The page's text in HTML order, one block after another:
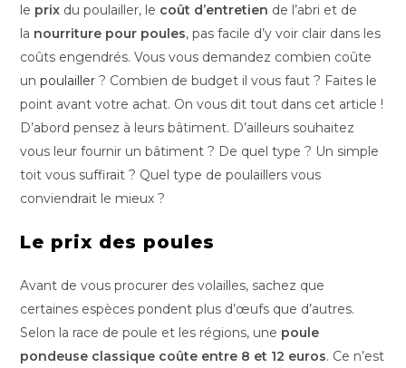
le prix du poulailler, le coût d’entretien de l’abri et de
la nourriture pour poules, pas facile d’y voir clair dans les
coûts engendrés. Vous vous demandez combien coûte
unpoulailler ? Combien de budget il vous faut ? Faites le
point avant votre achat. On vous dit tout dans cet article !
D’abord pensez à leurs bâtiment. D’ailleurs souhaitez
vous leur fournir un bâtiment ? De quel type ? Un simple
toit vous suffirait ? Quel type de poulaillers vous
conviendrait le mieux ?
Le prix des poules
Avant de vous procurer des volailles, sachez que
certaines espèces pondent plus d’œufs que d’autres.
Selon la race de poule et les régions, une poule
pondeuse classique coûte entre 8 et 12 euros. Ce n’est